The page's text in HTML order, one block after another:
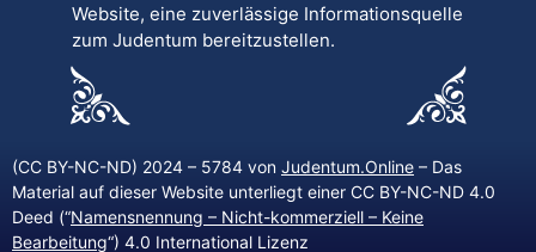
Website, eine zuverlässige Informationsquelle
zum Judentum bereitzustellen.
(CC BY-NC-ND) 2024 – 5784 von Judentum.Online – Das
Material auf dieser Website unterliegt einer CC BY-NC-ND 4.0
Deed (“Namensnennung – Nicht-kommerziell – Keine
Bearbeitung“) 4.0 International Lizenz